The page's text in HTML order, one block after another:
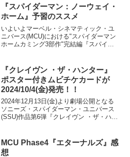
から2023/6/2(金)に延期になったと米国ニ
ュースサイトDeadlineが報じました。
『スパイダーマン：ノーウェイ・
ホーム』予習のススメ
いよいよマーベル・シネマティック・ユ
ニバース(MCU)における"スパイダーマン
ホームカミング3部作"完結編『スパイダ
月を切りました。
『クレイヴン ・ザ・ハンター』
ポスター付きムビチケカードが
2024/10/4(金)発売！！
2024年12月13日(金)より劇場公開となる
ソニーズ・スパイダーマン・ユニバース
(SSU)作品第6弾『クレイヴン ・ザ・ハン
MCU Phase4『エターナルズ』感
想